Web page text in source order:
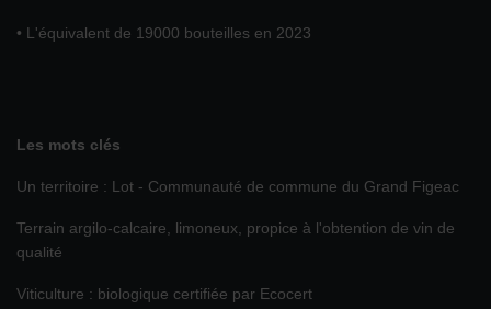
• L'équivalent de 19000 bouteilles en 2023
Les mots clés
Un territoire : Lot - Communauté de commune du Grand Figeac
Terrain argilo-calcaire, limoneux, propice à l'obtention de vin de
qualité
Viticulture : biologique certifiée par Ecocert